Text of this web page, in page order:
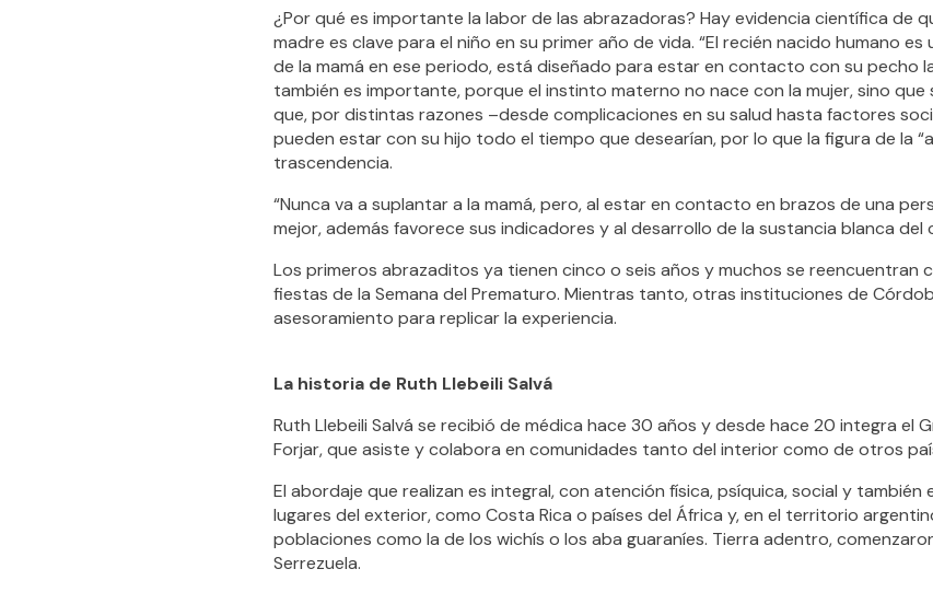
¿Por qué es importante la labor de las abrazadoras? Hay evidencia científica de
madre es clave para el niño en su primer año de vida. “El recién nacido humano
de la mamá en ese periodo, está diseñado para estar en contacto con su pecho
también es importante, porque el instinto materno no nace con la mujer, sino que
que, por distintas razones –desde complicaciones en su salud hasta factores
pueden estar con su hijo todo el tiempo que desearían, por lo que la figura de la
trascendencia.
“Nunca va a suplantar a la mamá, pero, al estar en contacto en brazos de una
mejor, además favorece sus indicadores y al desarrollo de la sustancia blanca del
Los primeros abrazaditos ya tienen cinco o seis años y muchos se reencuentran
fiestas de la Semana del Prematuro. Mientras tanto, otras instituciones de
asesoramiento para replicar la experiencia.
La historia de Ruth Llebeili Salvá
Ruth Llebeili Salvá se recibió de médica hace 30 años y desde hace 20 integra el
Forjar, que asiste y colabora en comunidades tanto del interior como de otros
El abordaje que realizan es integral, con atención física, psíquica, social y también
lugares del exterior, como Costa Rica o países del África y, en el territorio
poblaciones como la de los wichís o los aba guaraníes. Tierra adentro,
Serrezuela.